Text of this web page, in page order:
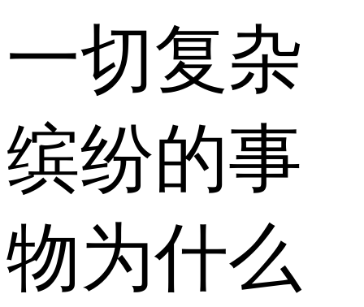
一切复杂
缤纷的事
物为什么